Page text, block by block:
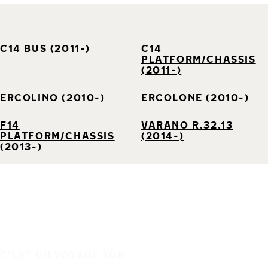
C14 BUS (2011-)
C14
PLATFORM/CHASSIS
(2011-)
ERCOLINO (2010-) ERCOLONE (2010-)
F14
PLATFORM/CHASSIS
(2013-)
VARANO R.32.13
(2014-)